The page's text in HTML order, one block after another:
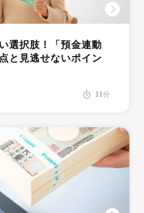
選択肢！「預金連動
と見逃せないポイン
11分